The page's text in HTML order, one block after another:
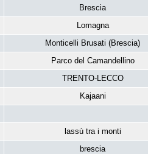
Brescia
Lomagna
Monticelli Brusati (Brescia)
Parco del Camandellino
TRENTO-LECCO
Kajaani
lassù tra i monti
brescia